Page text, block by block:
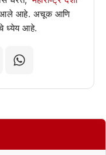
आले आहे. अचूक आणि
ध्येय आहे.